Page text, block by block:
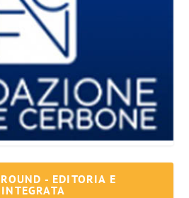
- EDITORIA E